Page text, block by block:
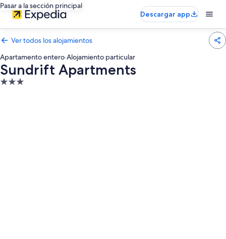
Pasar a la sección principal
Descargar app
Ver todos los alojamientos
Apartamento entero·Alojamiento particular
Sundrift Apartments
Alojamiento